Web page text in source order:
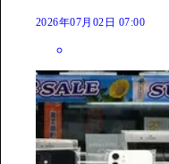
2026年07月02日 07:00